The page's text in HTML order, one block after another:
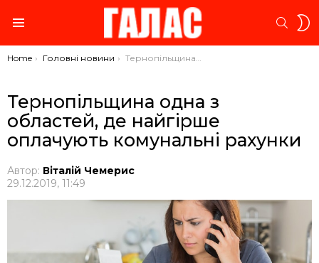
You are here:
Home Головні новини Тернопільщина одна з областей, де найгірше оплачують комунальні рахунки
Тернопільщина одна з
областей, де найгірше
оплачують комунальні рахунки
Автор: Віталій Чемерис
29.12.2019, 11:49